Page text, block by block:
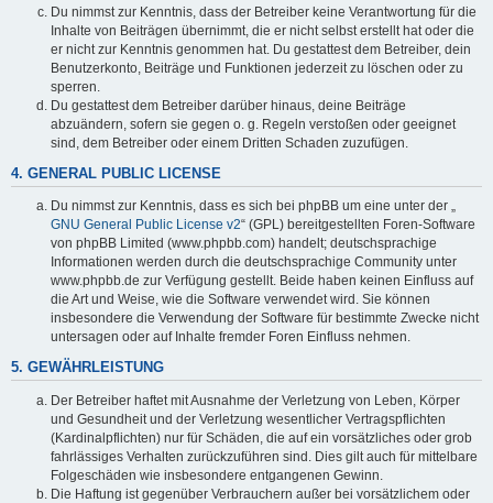
Du nimmst zur Kenntnis, dass der Betreiber keine Verantwortung für die
Inhalte von Beiträgen übernimmt, die er nicht selbst erstellt hat oder die
er nicht zur Kenntnis genommen hat. Du gestattest dem Betreiber, dein
Benutzerkonto, Beiträge und Funktionen jederzeit zu löschen oder zu
sperren.
Du gestattest dem Betreiber darüber hinaus, deine Beiträge
abzuändern, sofern sie gegen o. g. Regeln verstoßen oder geeignet
sind, dem Betreiber oder einem Dritten Schaden zuzufügen.
4. GENERAL PUBLIC LICENSE
Du nimmst zur Kenntnis, dass es sich bei phpBB um eine unter der „
GNU General Public License v2“ (GPL) bereitgestellten Foren-Software
von phpBB Limited (www.phpbb.com) handelt; deutschsprachige
Informationen werden durch die deutschsprachige Community unter
www.phpbb.de zur Verfügung gestellt. Beide haben keinen Einfluss auf
die Art und Weise, wie die Software verwendet wird. Sie können
insbesondere die Verwendung der Software für bestimmte Zwecke nicht
untersagen oder auf Inhalte fremder Foren Einfluss nehmen.
5. GEWÄHRLEISTUNG
Der Betreiber haftet mit Ausnahme der Verletzung von Leben, Körper
und Gesundheit und der Verletzung wesentlicher Vertragspflichten
(Kardinalpflichten) nur für Schäden, die auf ein vorsätzliches oder grob
fahrlässiges Verhalten zurückzuführen sind. Dies gilt auch für mittelbare
Folgeschäden wie insbesondere entgangenen Gewinn.
Die Haftung ist gegenüber Verbrauchern außer bei vorsätzlichem oder